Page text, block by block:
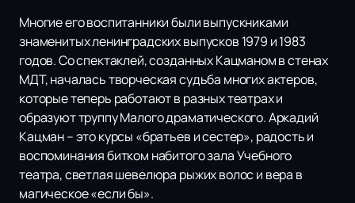
Многие его воспитанники были выпускниками
знаменитых ленинградских выпусков 1979 и 1983
годов. Со спектаклей, созданных Кацманом в стенах
МДТ, началась творческая судьба многих актеров,
которые теперь работают в разных театрах и
образуют труппу Малого драматического. Аркадий
Кацман – это курсы «братьев и сестер», радость и
воспоминания битком набитого зала Учебного
театра, светлая шевелюра рыжих волос и вера в
магическое «если бы».